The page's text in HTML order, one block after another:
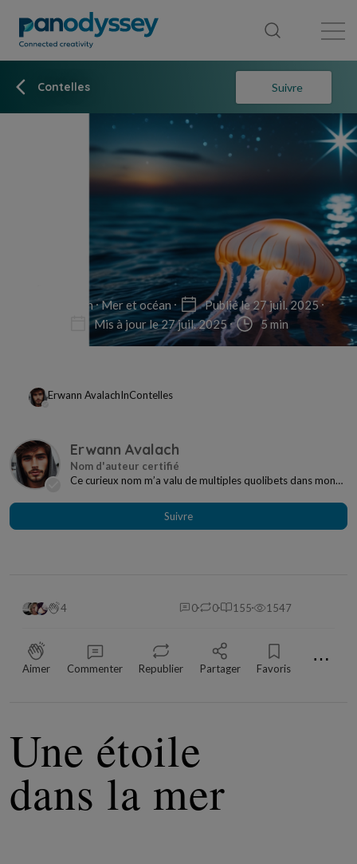
Contelles Suivre
Fiction Mer et océan
Publié le 27 juil. 2025
Mis à jour le 27 juil. 2025
5 min
Erwann AvalachInContelles
Erwann Avalach
Ce curieux nom m’a valu de multiples quolibets dans mon
Suivre
4 0 0 155 1547
Aimer Commenter Republier Partager Favoris ⋯
Une étoile
dans la mer